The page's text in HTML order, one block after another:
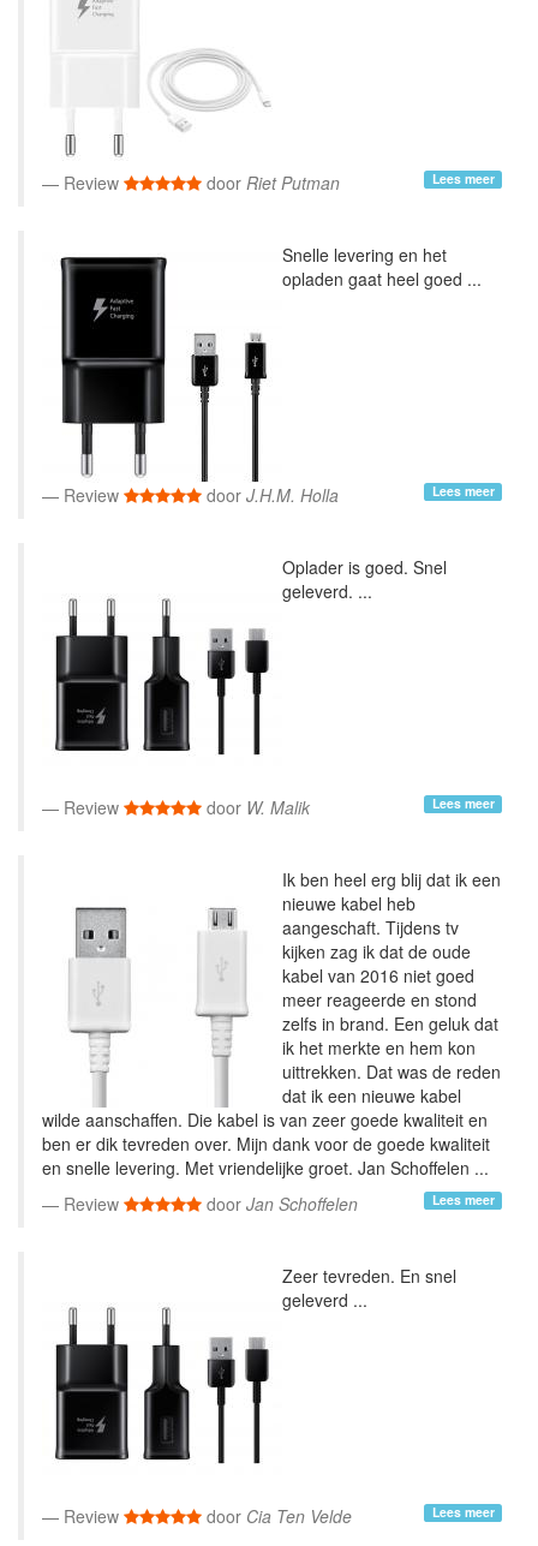
Review door Riet Putman Lees meer
Snelle levering en het
opladen gaat heel goed ...
Review door J.H.M. Holla Lees meer
Oplader is goed. Snel
geleverd. ...
Review door W. Malik Lees meer
Ik ben heel erg blij dat ik een
nieuwe kabel heb
aangeschaft. Tijdens tv
kijken zag ik dat de oude
kabel van 2016 niet goed
meer reageerde en stond
zelfs in brand. Een geluk dat
ik het merkte en hem kon
uittrekken. Dat was de reden
dat ik een nieuwe kabel
wilde aanschaffen. Die kabel is van zeer goede kwaliteit en
ben er dik tevreden over. Mijn dank voor de goede kwaliteit
en snelle levering. Met vriendelijke groet. Jan Schoffelen ...
Review
door Jan Schoffelen Lees meer
Zeer tevreden. En snel
geleverd ...
Review door Cia Ten Velde Lees meer